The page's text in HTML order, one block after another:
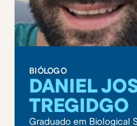
BIÓLOGO
DANIEL
TREGIDGO
Graduado em Biological